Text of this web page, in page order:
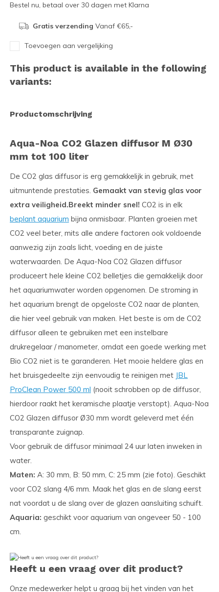
Bestel nu, betaal over 30 dagen met Klarna
Gratis verzending Vanaf €65,-
Toevoegen aan vergelijking
This product is available in the following
variants:
Productomschrijving
Aqua-Noa CO2 Glazen diffusor M Ø30
mm tot 100 liter
De CO2 glas diffusor is erg gemakkelijk in gebruik, met
uitmuntende prestaties. Gemaakt van stevig glas voor
extra veiligheid.Breekt minder snel! CO2 is in elk
beplant aquarium bijna onmisbaar. Planten groeien met
CO2 veel beter, mits alle andere factoren ook voldoende
aanwezig zijn zoals licht, voeding en de juiste
waterwaarden. De Aqua-Noa CO2 Glazen diffusor
produceert hele kleine CO2 belletjes die gemakkelijk door
het aquariumwater worden opgenomen. De stroming in
het aquarium brengt de opgeloste CO2 naar de planten,
die hier veel gebruik van maken. Het beste is om de CO2
diffusor alleen te gebruiken met een instelbare
drukregelaar / manometer, omdat een goede werking met
Bio CO2 niet is te garanderen. Het mooie heldere glas en
het bruisgedeelte zijn eenvoudig te reinigen met JBL
ProClean Power 500 ml (nooit schrobben op de diffusor,
hierdoor raakt het keramische plaatje verstopt). Aqua-Noa
CO2 Glazen diffusor Ø30 mm wordt geleverd met één
transparante zuignap.
Voor gebruik de diffusor minimaal 24 uur laten inweken in
water.
Maten: A: 30 mm, B: 50 mm, C: 25 mm (zie foto). Geschikt
voor CO2 slang 4/6 mm. Maak het glas en de slang eerst
nat voordat u de slang over de glazen aansluiting schuift.
Aquaria: geschikt voor aquarium van ongeveer 50 - 100
cm.
Heeft u een vraag over dit product?
Onze medewerker helpt u graag bij het vinden van het